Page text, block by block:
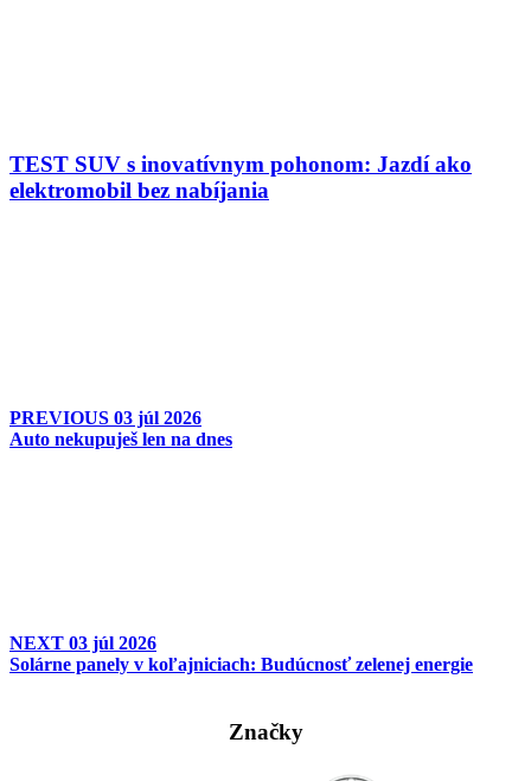
TEST SUV s inovatívnym pohonom: Jazdí ako
elektromobil bez nabíjania
PREVIOUS 03 júl 2026
Auto nekupuješ len na dnes
NEXT 03 júl 2026
Solárne panely v koľajniciach: Budúcnosť zelenej energie
Značky